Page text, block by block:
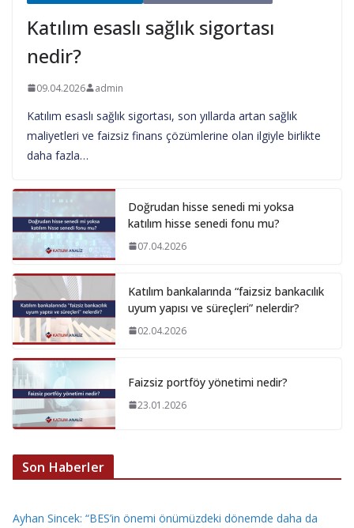
Katılım esaslı sağlık sigortası
nedir?
09.04.2026 admin
Katılım esaslı sağlık sigortası, son yıllarda artan sağlık
maliyetleri ve faizsiz finans çözümlerine olan ilgiyle birlikte
daha fazla…
Doğrudan hisse senedi mi yoksa
katılım hisse senedi fonu mu?
07.04.2026
Katılım bankalarında “faizsiz bankacılık
uyum yapısı ve süreçleri” nelerdir?
02.04.2026
Faizsiz portföy yönetimi nedir?
23.01.2026
Son Haberler
Ayhan Sincek: “BES’in önemi önümüzdeki dönemde daha da